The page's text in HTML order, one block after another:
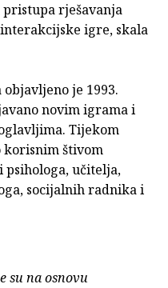
rješavanja
igre, skala
je 1993.
novim igrama i
Tijekom
štivom
učitelja,
socijalnih radnika i
su na osnovu